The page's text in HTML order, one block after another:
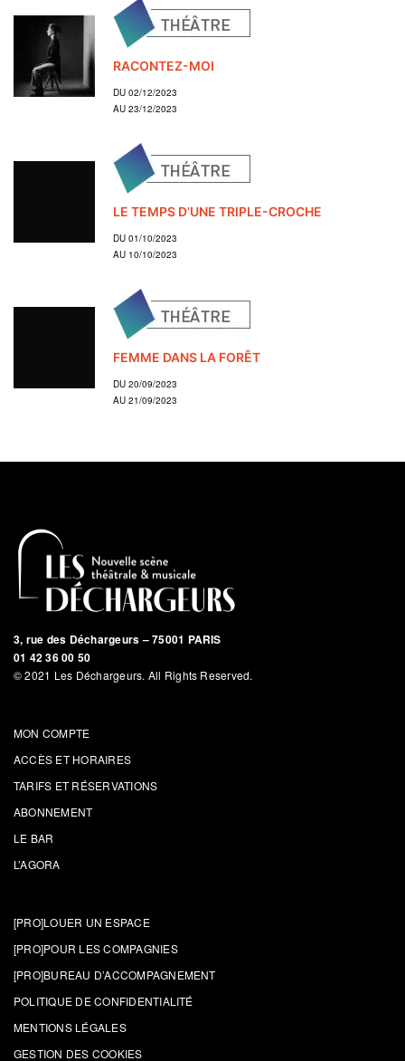
RACONTEZ-MOI
DU 02/12/2023
AU 23/12/2023
LE TEMPS D’UNE TRIPLE-CROCHE
DU 01/10/2023
AU 10/10/2023
FEMME DANS LA FORÊT
DU 20/09/2023
AU 21/09/2023
3, rue des Déchargeurs – 75001 PARIS
01 42 36 00 50
© 2021 Les Déchargeurs. All Rights Reserved.
MON COMPTE
ACCÈS ET HORAIRES
TARIFS ET RÉSERVATIONS
ABONNEMENT
LE BAR
L’AGORA
[PRO]LOUER UN ESPACE
[PRO]POUR LES COMPAGNIES
[PRO]BUREAU D’ACCOMPAGNEMENT
POLITIQUE DE CONFIDENTIALITÉ
MENTIONS LÉGALES
GESTION DES COOKIES